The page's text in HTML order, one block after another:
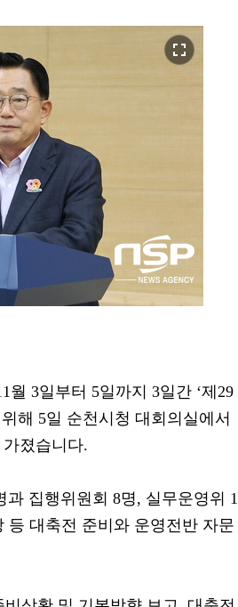
fullscreen
월 3일부터 5일까지 3일간 ‘제29
해 5일 순천시청 대회의실에서
졌습니다.
집행위원회 8명, 실무운영위 1
등 대축전 준비와 운영전반 자문